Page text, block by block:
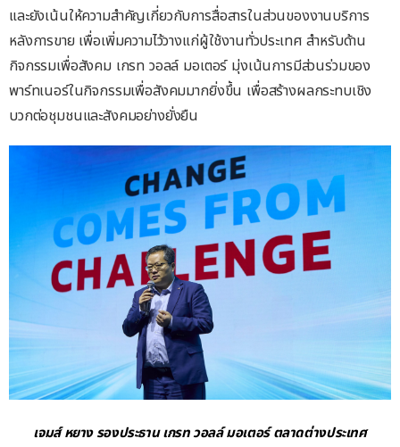
และยังเน้นให้ความสำคัญเกี่ยวกับการสื่อสารในส่วนของงานบริการ
หลังการขาย เพื่อเพิ่มความไว้วางแก่ผู้ใช้งานทั่วประเทศ สำหรับด้าน
กิจกรรมเพื่อสังคม เกรท วอลล์ มอเตอร์ มุ่งเน้นการมีส่วนร่วมของ
พาร์ทเนอร์ในกิจกรรมเพื่อสังคมมากยิ่งขึ้น เพื่อสร้างผลกระทบเชิง
บวกต่อชุมชนและสังคมอย่างยั่งยืน
เจมส์ หยาง รองประธาน เกรทวอลล์ มอเตอร์ ตลาดต่างประเทศ